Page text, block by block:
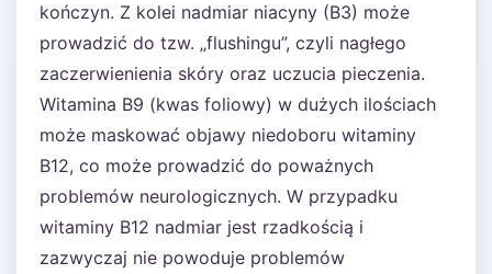
kończyn. Z kolei nadmiar niacyny (B3) może
prowadzić do tzw. „flushingu”, czyli nagłego
zaczerwienienia skóry oraz uczucia pieczenia.
Witamina B9 (kwas foliowy) w dużych ilościach
może maskować objawy niedoboru witaminy
B12, co może prowadzić do poważnych
problemów neurologicznych. W przypadku
witaminy B12 nadmiar jest rzadkością i
zazwyczaj nie powoduje problemów